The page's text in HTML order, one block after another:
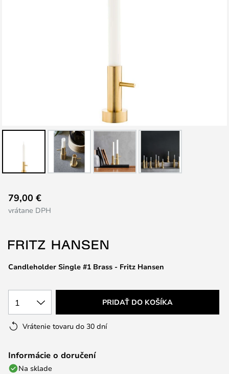
na
začiatok
obrázkov
Candleholder Single #1 Brass - Fritz Hansen
79,00 €
vrátane DPH
1 PRIDAŤ DO KOŠÍKA
Vrátenie tovaru do 30 dní
Informácie o doručení
Na sklade